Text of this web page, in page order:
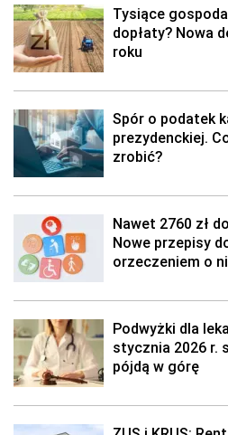
Tysiące
dopłaty? Nowa
roku
Spór o podatek
prezydenckiej.
zrobić?
Nawet 2760 zł
Nowe przepisy
orzeczeniem o
Podwyżki dla
stycznia 2026 r.
pójdą w górę